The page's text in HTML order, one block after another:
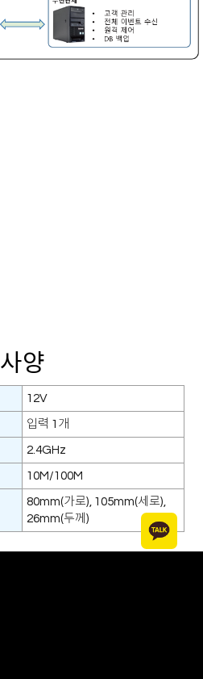
사양
12V
입력 1개
2.4GHz
10M/100M
80mm(가로), 105mm(세로),
26mm(두께)